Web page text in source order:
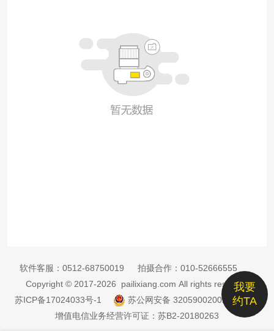
我要
约TA
软件客服： 0512-68750019 拍摄合作： 010-52666555
Copyright © 2017-2026 pailixiang.com All rights reserved
苏ICP备17024033号-1
苏公网安备 32059002002885号
增值电信业务经营许可证：苏B2-20180263